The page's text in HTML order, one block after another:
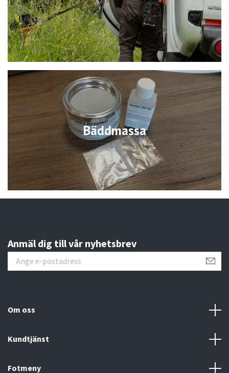
Bäddmassa
Anmäl dig till vår nyhetsbrev
Om oss
Kundtjänst
Fotmeny